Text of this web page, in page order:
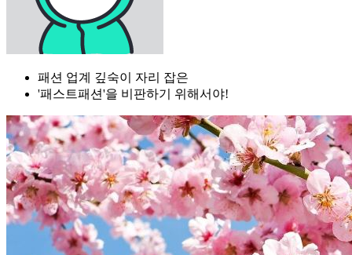
패션 업계 깊숙이 자리 잡은
'패스트패션'을 비판하기 위해서야!